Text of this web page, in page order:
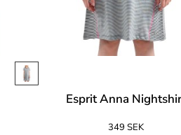
Esprit Anna
349 SEK